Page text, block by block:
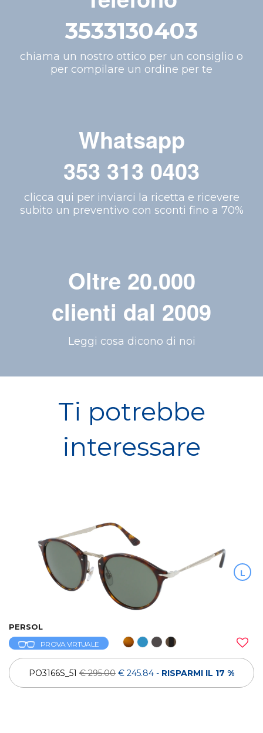
3533130403
chiama un nostro ottico per un consiglio o
per compilare un ordine per te
Whatsapp
353 313 0403
clicca qui per inviarci la ricetta e ricevere
subito un preventivo con sconti fino a 70%
Oltre 20.000
clienti dal 2009
Leggi cosa dicono di noi
Ti potrebbe
interessare
L
PERSOL
PROVA VIRTUALE
PO3166S_51 € 295.00 € 245.84 - RISPARMI IL 17 %